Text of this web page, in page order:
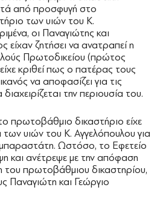
από προσφυγή στο
των υιών του Κ.
οι Παναγιώτης και
είχαν ζητήσει να ανατραπεί η
Πρωτοδικείου (πρώτος
κριθεί πως ο πατέρας τους
να αποφασίζει για τις
διαχειρίζεται την περιουσία του.
πρωτοβάθμιο δικαστήριο είχε
υιών του Κ. Αγγελόπουλου για
Ωστόσο, το Εφετείο
και ανέτρεψε με την απόφαση
του πρωτοβάθμιου δικαστηρίου,
Παναγιώτη και Γεώργιο